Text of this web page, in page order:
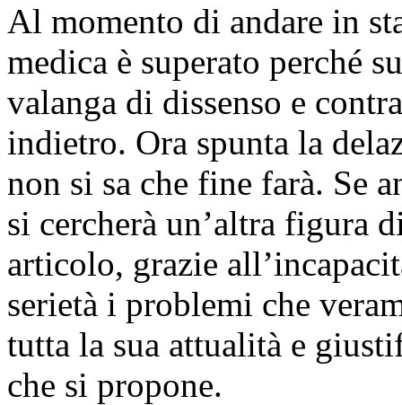
Al momento di andare in
medica è superato perché
valanga di dissenso e
indietro. Ora spunta la
non si sa che fine farà. Se
si cercherà un’altra figura
articolo, grazie
serietà i problemi che
tutta la sua attualità e
che si propone.